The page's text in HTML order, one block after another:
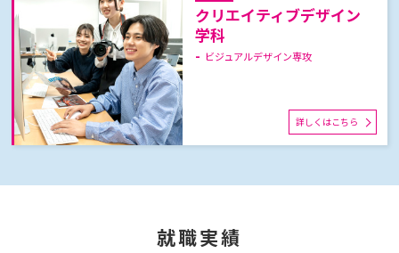
クリエイティブデザイン
学科
ビジュアルデザイン専攻
詳しくはこちら
就職実績